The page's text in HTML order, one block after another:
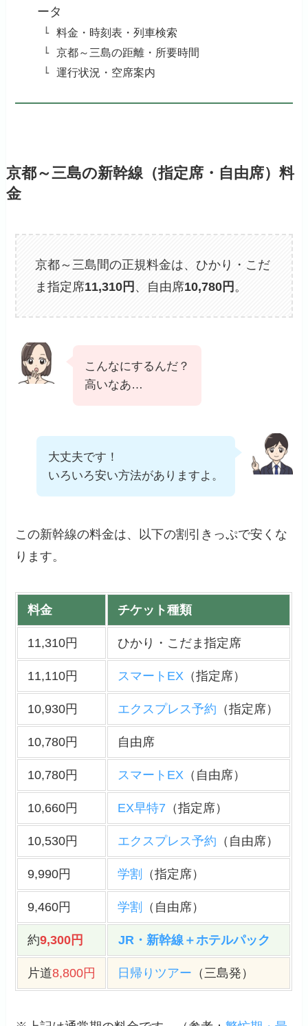
ータ
料金・時刻表・列車検索
京都～三島の距離・所要時間
運行状況・空席案内
京都～三島の新幹線（指定席・自由席）料
金
京都～三島間の正規料金は、ひかり・こだ
ま指定席11,310 円 、自由席10,780円 。
こんなにするんだ？
高いなあ…
大丈夫です！
いろいろ安い方法がありますよ。
この新幹線の料金は、以下の割引きっぷで安くな
ります。
料金 チケット種類
11,310円 ひかり・こだま指定席
11,110円 スマートEX（指定席）
10,930円 エクスプレス予約 （指定席）
10,780円 自由席
10,780円 スマートEX（自由席）
10,660円 EX早特7 （指定席）
10,530円 エクスプレス予約 （自由席）
9,990円 学割 （指定席）
9,460円 学割 （自由席）
約9,300円 JR・新幹線＋ホテルパック
片道8,800円 日帰りツアー （三島発）